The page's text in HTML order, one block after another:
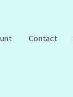
Contact